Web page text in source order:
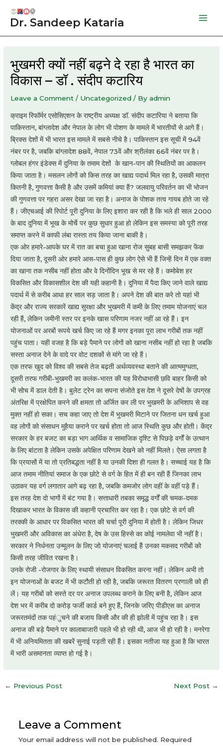
Dr. Sandeep Kataria
भुखमरी क्यों नहीं बढ़ने दे रहा है भारत का
विकास – डॉ . संदीप कटारिय
Leave a Comment / Uncategorized / Byadmin
क्राइम रिफॉर्मर एसोसिएशन के राष्ट्रीय अध्यक्ष डॉ. संदीप कटारिया ने बताया कि
पाकिस्तान, बांग्लादेश और नेपाल के लोग भी पोशण के मामले में भारतीयों से आगे हैं।
ब्रिक्स देशों में भी भारत इस मामले में सबसे नीचे है। पाकिस्तान इस सूची में 94वें
नंबर पर है, जबकि बांग्लादेश 88वें, नेपाल 73वें और श्रीलंका 66वें नंबर पर है।
ग्लोबल हंगर इंडेक्स में दुनिया के तमाम देशों के खान-पान की स्थितियों का आकलन
किया जाता है। मसलन लोगों को किस तरह का खाद्य पदार्थ मिल रहा है, उसकी मात्रा
कितनी है, गुणवत्ता कैसी है और उसमें कमियां क्या हैं? जलवायु परिवर्तन का भी भोजन
की गुणवत्ता पर गहरा असर देखा जा रहा है। अनाज के पोशक तत्व गायब होते जा रहे
हैं। जीएचआई की रिपोर्ट पूरी दुनिया के लिए इशारा कर रही है कि भले ही साल 2000
के बाद दुनिया में भूख के मोर्चे पर कुछ सुधार हुआ हो लेकिन इस समस्या को पूरी तरह
समाप्त करने में काफी लंबा रास्ता तय किया जाना बाकी है।
एक ओर हमारे-आपके घर में रात का बचा हुआ खाना रोज सुबह बासी समझकर फेंक
दिया जाता है, दूसरी ओर हमारे आस-पास ही कुछ लोग ऐसे भी हैं जिन्हें दिन में एक वक्त
का खाना तक नसीब नहीं होता और वे दिनोंदिन भूख से मर रहे हैं। कमोबेश हर
विकसित और विकासशील देश की यही कहानी है। दुनिया में पैदा किए जाने वाले खाद्य
पदार्थ में से करीब आधा हर साल सड़ जाता है। अपने देश की बात करे तो यहां भी
केंद्र और राज्य सरकारें खाद्य सुरक्षा और भुखमरी में कमी के लिए तमाम योजनाएं चल
रही हैं, लेकिन जमीनी स्तर पर इनके खास परिणाम नजर नहीं आ रहे हैं। इन
योजनाओं पर अरबों रूपये खर्च किए जा रहे हैं मगर इनका पूरा लाभ गरीबों तक नहीं
पहुंच पाता। यही वजह है कि बड़े पैमाने पर लोगों को खाना नसीब नहीं हो रहा है जबकि
सस्ता अनाज देने के वादे पर वोट दशकों से मांगे जा रहे हैं।
एक तरफ खुद को विश्व की सबसे तेज बढ़ती अर्थव्यवस्था बताने की आत्ममुग्धता,
दूसरी तरफ गरीबी-भुखमरी का कलंक-भारत की यह विरोधाभासी छवि बाहर किसी को
भी सोच में डाल देती है। बुलेट ट्रेन का सपना संजोते इस देश ने दूसरे देषों के उपग्रह
अंतरिक्ष में प्रक्षेपित करने की क्षमता तो अर्जित कर ली पर भुखमरी के अभिशाप से वह
मुक्त नहीं हो सका। सच कहा जाए तो देश में भुखमरी मिटाने पर जितना धन खर्च हुआ
वह लोगों को संसाधन मुहैया कराने पर खर्च होता तो आज स्थिति कुछ और होती। केंद्र
सरकार के हर बजट का बड़ा भाग आर्थिक व सामाजिक दृश्टि से पिछड़े वर्गों के उत्थान
के लिए बांटता है लेकिन उसके अपेक्षित परिणाम देखने को नहीं मिलते। ऐसा लगता है
कि प्रयासों में या तो प्रतिबद्धता नहीं है या उनकी दिशा ही गलत है। सच्चाई यह है कि
आज तमाम नीतियां समाज के एक छोटे से वर्ग के हित में ही बन रही हैं जिनका लाभ
उठाकर यह वर्ग लगातार आगे बढ़ रहा है, जबकि कमजोर लोग वहीं के वहीं पड़े हैंं।
इस तरह देश दो भागों में बंट गया है। सत्ताधारी तबका समृद्ध वर्गों की चमक-दमक
दिखाकर भारत के विकास की कहानी प्रचारित कर रहा है। एक छोटे से वर्ग की
तरक्की के आधार पर विकसित भारत की चर्चा पूरी दुनिया में होती है। लेकिन जिधर
भुखमरी और अविकास का अंधेरा है, देष के उस हिस्से का कोई नामलेवा भी नहीं है।
सरकार ने निर्धनता उन्मूलन के लिए जो योजनाएं चलाई हैं उनका मकसद गरीबों को
किसी तरह जीवित रखना है।
उनके रोजी -रोजगार के लिए स्थायी संसाधन विकसित करना नहीं। लेकिन अभी तो
इन योजनाओं के बजट में भी कटौती हो रही है, जबकि जरूरत वितरण प्रणाली को ही
लें। यह गरीबों को सस्ते दर पर अनाज उपलब्ध कराने के लिए बनी है, लेकिन आज
देश भर में करीब दो करोड़ फर्जी कार्ड बने हुए हैं, जिनके जरिए पीडीएस का अनाज
जरूरतमंदों तक पहंुचने की बजाय किसी और की ही झोली में पहुंच रहा है। इस
अनाज की बड़े पैमाने पर कालाबाजारी पहले भी हो रही थी, आज भी हो रही है। मनरेगा
में भी अनियमितता की खबरें सुनाई पड़ती रही हैं। इसका नतीजा यह हुआ है कि भारत
में भारी असमानता व्याप्त हो गई है।
Post
← Previous Post Next Post →
Leave a Comment
Your email address will not be published. Required